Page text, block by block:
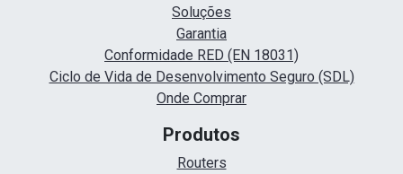
Soluções
Garantia
Conformidade RED (EN 18031)
Ciclo de Vida de Desenvolvimento Seguro (SDL)
Onde Comprar
Produtos
Routers